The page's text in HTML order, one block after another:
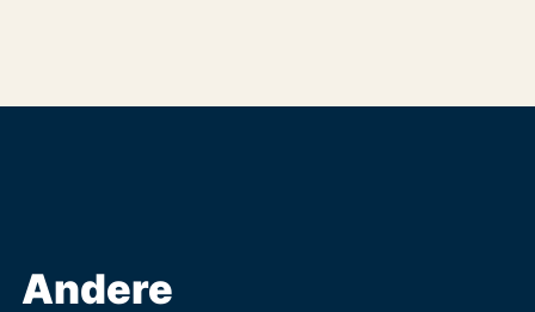
Andere